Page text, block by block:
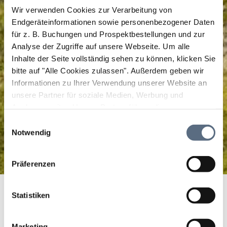
Wir verwenden Cookies zur Verarbeitung von
Endgeräteinformationen sowie personenbezogener Daten
für z. B. Buchungen und Prospektbestellungen und zur
Analyse der Zugriffe auf unsere Webseite. Um alle
Inhalte der Seite vollständig sehen zu können, klicken Sie
bitte auf "Alle Cookies zulassen". Außerdem geben wir
Informationen zu Ihrer Verwendung unserer Website an
unsere Partner für soziale Medien, Werbung und
zusammen, die Sie ihnen bereitgestellt haben oder die
sie im Rahmen Ihrer Nutzung der Dienste gesammelt
Einwilligungsauswahl
Notwendig
Präferenzen
Statistiken
HK 04: Bad Heilbrunner